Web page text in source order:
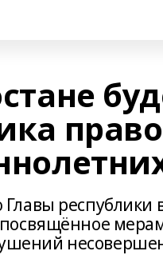
республики
посвящённое